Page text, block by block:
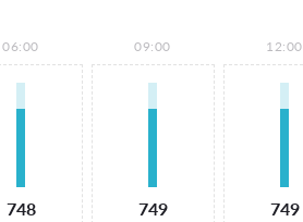
06:00
748
09:00
749
12:00
749